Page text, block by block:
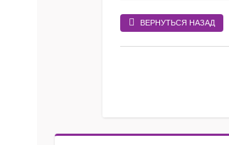
ВЕРНУТЬСЯ НАЗАД